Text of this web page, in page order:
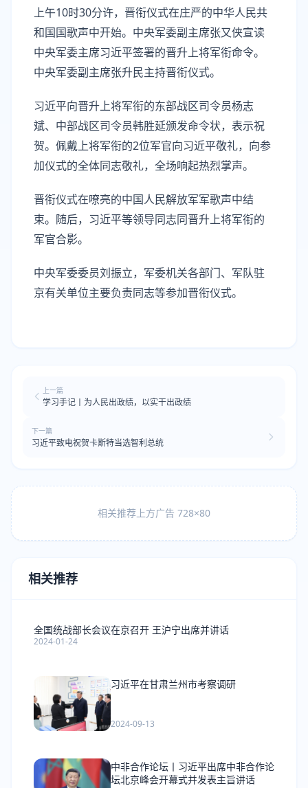
上午10时30分许，晋衔仪式在庄严的中华人民共
和国国歌声中开始。中央军委副主席张又侠宣读
中央军委主席习近平签署的晋升上将军衔命令。
中央军委副主席张升民主持晋衔仪式。
习近平向晋升上将军衔的东部战区司令员杨志
斌、中部战区司令员韩胜延颁发命令状，表示祝
贺。佩戴上将军衔的2位军官向习近平敬礼，向参
加仪式的全体同志敬礼，全场响起热烈掌声。
晋衔仪式在嘹亮的中国人民解放军军歌声中结
束。随后，习近平等领导同志同晋升上将军衔的
军官合影。
中央军委委员刘振立，军委机关各部门、军队驻
京有关单位主要负责同志等参加晋衔仪式。
上一篇
学习手记丨为人民出政绩，以实干出政绩
下一篇
习近平致电祝贺卡斯特当选智利总统
相关推荐上方广告 728×80
相关推荐
全国统战部长会议在京召开 王沪宁出席并讲话
2024-01-24
习近平在甘肃兰州市考察调研
2024-09-13
中非合作论坛丨习近平出席中非合作论
坛北京峰会开幕式并发表主旨讲话